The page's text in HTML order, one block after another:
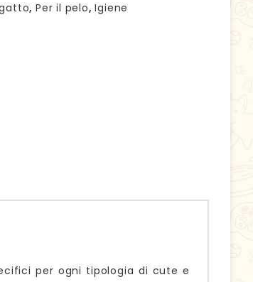
,Per il pelo,Igiene
per ogni tipologia di cute e